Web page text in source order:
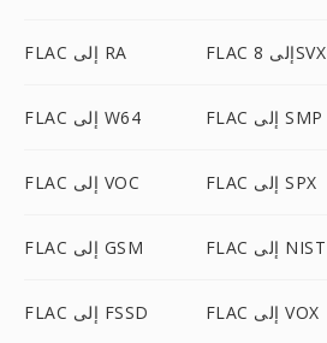
FLAC إلى RA FLAC إلى 8SVX
FLAC إلى W64 FLAC إلى SMP
FLAC إلى VOC FLAC إلى SPX
FLAC إلى GSM FLAC إلى NIST
FLAC إلى FSSD FLAC إلى VOX